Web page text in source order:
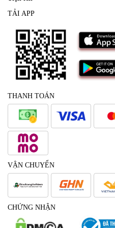
TẢI APP
THANH TOÁN
VẬN CHUYỂN
CHỨNG NHẬN